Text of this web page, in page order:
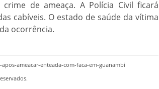
de ameaça. A Polícia Civil ficará
cabíveis. O estado de saúde da vítima
ocorrência.
ameacar-enteada-com-faca-em-guanambi